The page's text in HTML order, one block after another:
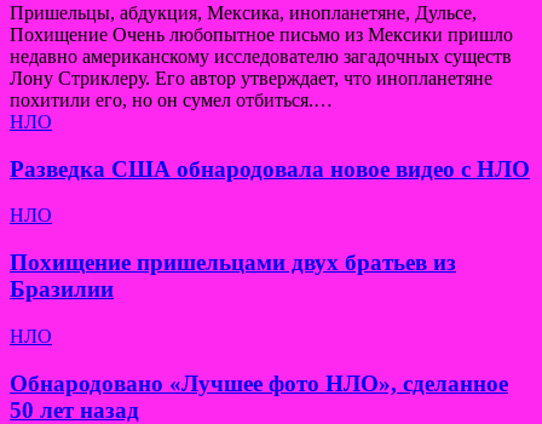
Пришельцы, абдукция, Мексика, инопланетяне, Дульсе,
Похищение Очень любопытное письмо из Мексики пришло
недавно американскому исследователю загадочных существ
Лону Стриклеру. Его автор утверждает, что инопланетяне
похитили его, но он сумел отбиться.…
НЛО
Разведка США обнародовала новое видео с НЛО
НЛО
Похищение пришельцами двух братьев из
Бразилии
НЛО
Обнародовано «Лучшее фото НЛО», сделанное
50 лет назад